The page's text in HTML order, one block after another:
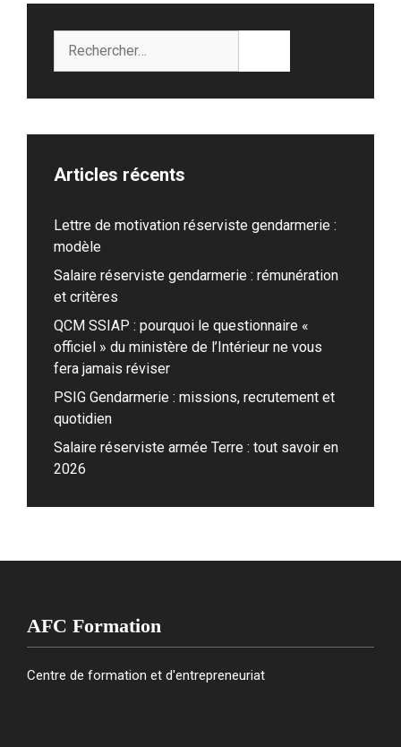
Articles récents
Lettre de motivation réserviste gendarmerie :
modèle
Salaire réserviste gendarmerie : rémunération
et critères
QCM SSIAP : pourquoi le questionnaire «
officiel » du ministère de l’Intérieur ne vous
fera jamais réviser
PSIG Gendarmerie : missions, recrutement et
quotidien
Salaire réserviste armée Terre : tout savoir en
2026
AFC Formation
Centre de formation et d'entrepreneuriat